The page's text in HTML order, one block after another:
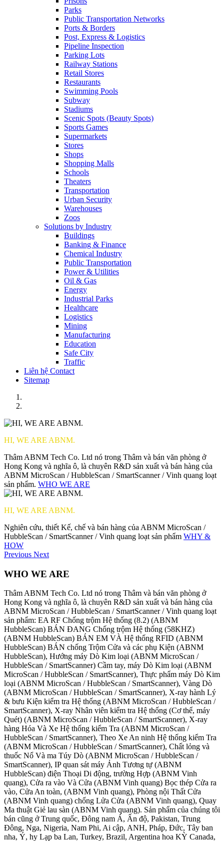
Parks
Public Transportation Networks
Ports & Borders
Post, Express & Logistics
Pipeline Inspection
Parking Lots
Railway Stations
Retail Stores
Restaurants
Swimming Pools
Subway
Stadiums
Scenic Spots (Beauty Spots)
Sports Games
Supermarkets
Stores
Shops
Shopping Malls
Schools
Theaters
Transportation
Urban Security
Warehouses
Zoos
Solutions by Industry
Buildings
Banking & Finance
Chemical Industry
Public Transportation
Power & Utilities
Oil & Gas
Energy
Industrial Parks
Healthcare
Logistics
Mining
Manufacturing
Education
Safe City
Traffic
Liên hệ Contact
Sitemap
HI, WE ARE ABNM.
Thâm ABNM Tech Co. Ltd nó trong Thâm và bán văn phòng ở
Hong Kong và nghĩa ô, là chuyên R&D sản xuất và bán hàng của
ABNM MicroScan / HubbleScan / SmartScanner / Vinh quang loạt
sản phẩm. WHO WE ARE
HI, WE ARE ABNM.
Nghiên cứu, thiết Kế, chế và bán hàng của ABNM MicroScan /
HubbleScan / SmartScanner / Vinh quang loạt sản phẩm WHY &
HOW
Previous Next
WHO WE ARE
Thâm ABNM Tech Co. Ltd nó trong Thâm và bán văn phòng ở
Hong Kong và nghĩa ô, là chuyên R&D sản xuất và bán hàng của
ABNM MicroScan / HubbleScan / SmartScanner / Vinh quang loạt
sản phẩm: EA RF Chống trộm Hệ thống (8.2) (ABNM
HubbleScan) BÁN ĐANG Chống trộm Hệ thống (58KHZ)
(ABNM HubbleScan) BÁN EM VÀ Hệ thống RFID (ABNM
HubbleScan) BÁN chống Trộm Cửa và các phụ Kiện (ABNM
HubbleScan), Hướng máy Dò Kim loại (ABNM MicroScan /
HubbleScan / SmartScanner) Cầm tay, máy Dò Kim loại (ABNM
MicroScan / HubbleScan / SmartScanner), Thực phẩm máy Dò Kim
loại (ABNM MicroScan / HubbleScan / SmartScanner), Vàng Dò
(ABNM MicroScan / HubbleScan / SmartScanner), X-ray hành Lý
& bưu Kiện kiểm tra Hệ thống (ABNM MicroScan / HubbleScan /
SmartScanner), X-ray Nhân viên kiểm tra Hệ thống (Cơ thể, máy
Quét) (ABNM MicroScan / HubbleScan / SmartScanner), X-ray
hàng Hóa Và Xe Hệ thống kiểm Tra (ABNM MicroScan /
HubbleScan / SmartScanner), Theo Xe An ninh Hệ thống kiểm Tra
(ABNM MicroScan / HubbleScan / SmartScanner), Chất lỏng và
thuốc Nổ Và ma Túy Dò (ABNM MicroScan / HubbleScan /
SmartScanner), IP quan sát máy Ảnh Tương tự (ABNM
HubbleScan) điện Thoại Di động, trường Hợp (ABNM Vinh
quang), Cửa ra vào Và Cửa (ABNM Vinh quang) Bọc thép Cửa ra
vào, Cửa An toàn, (ABNM Vinh quang), Phòng nội Thất Cửa
(ABNM Vinh quang) chống Lửa Cửa (ABNM Vinh quang), Quay
Ma thuật Giẻ lau sàn (ABNM Vinh quang). Sản phẩm của chúng tôi
bán cũng ở Trung quốc, Đông nam Á, Ấn độ, Pakistan, Trung
Đông, Nga, Nigeria, Nam Phi, Ai cập, ANH, Pháp, Đức, Tây ban
nha, Ý, hy Lạp ba Lan, Turkey, Brazil, Argentina hoa KỲ Canada,